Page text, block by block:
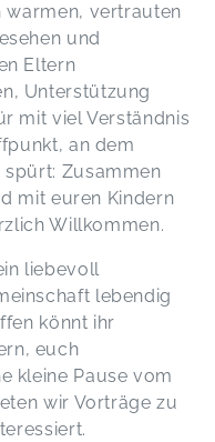
warmen, vertrauten
und
Eltern
Unterstützung
mit viel Verständnis
an dem
Zusammen
mit euren Kindern
Willkommen.
liebevoll
lebendig
könnt ihr
euch
kleine Pause vom
wir Vorträge zu